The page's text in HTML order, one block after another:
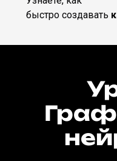
быстро создавать